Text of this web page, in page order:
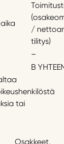
/
tilitys)
–
B
tai
Osakkeet,